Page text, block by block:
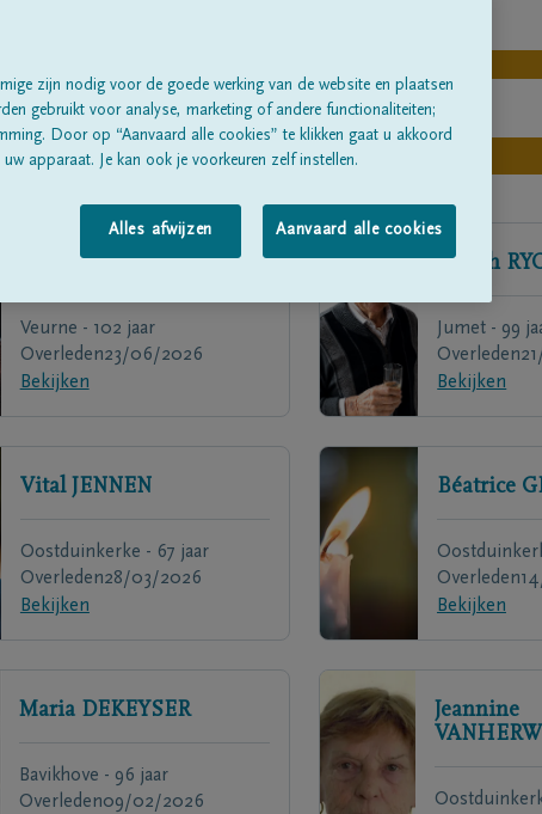
Raymond PYLYSER
Veurne - 102 jaar
Overleden23/06/2026
Bekijken
Joseph
Jumet - 99
Overleden
Bekijken
Vital JENNEN
Oostduinkerke - 67 jaar
Overleden28/03/2026
Bekijken
Béatrice
Overleden
Bekijken
Maria DEKEYSER
Bavikhove - 96 jaar
Overleden09/02/2026
Jeannine
zijn nodig voor de goede werking van de website en plaatsen
gebruikt voor analyse, marketing of andere functionaliteiten;
Door op “Aanvaard alle cookies” te klikken gaat u akkoord
apparaat. Je kan ook je voorkeuren zelf instellen.
Alles afwijzen Aanvaard alle cookies